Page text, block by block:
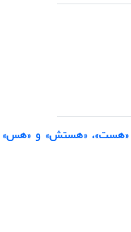
«هست»، «هستش» و «هس»